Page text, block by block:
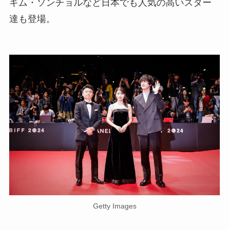
キム・ソンチョルなど日本でも人気の高いスター
達も登場。
Getty Images